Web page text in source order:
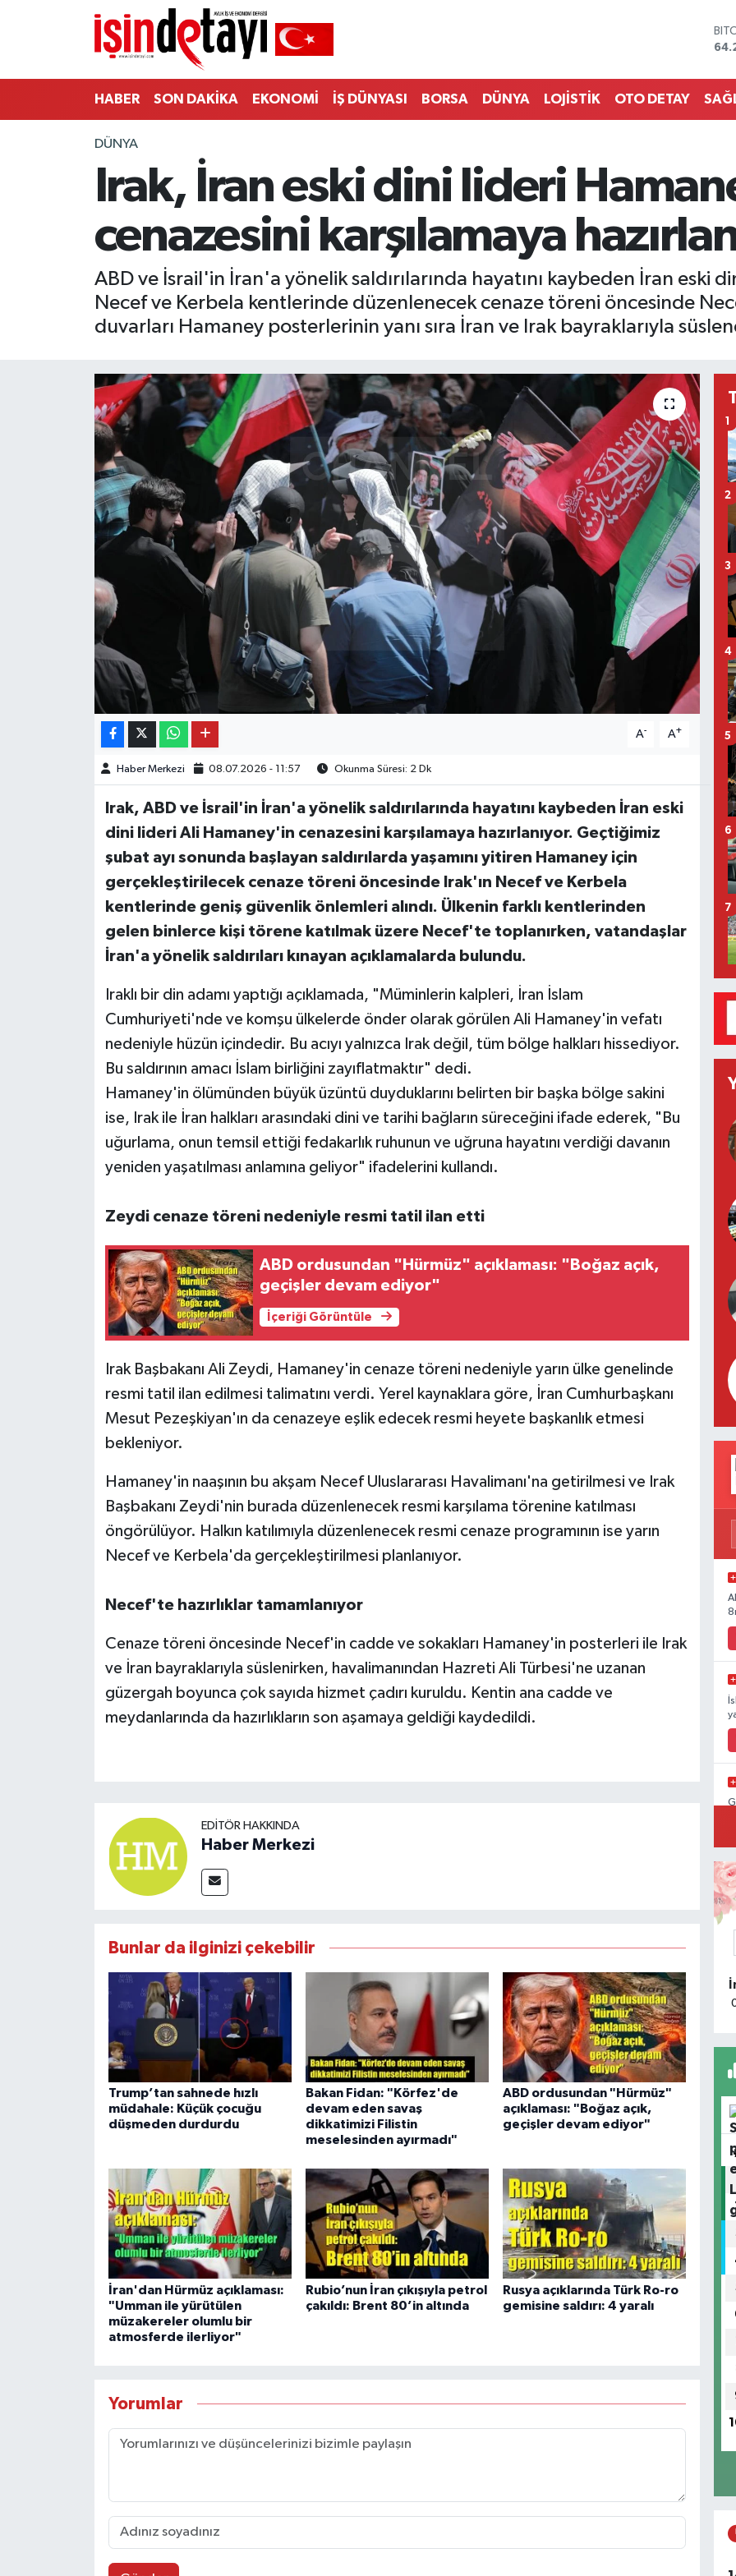
HABER SON DAKİKA EKONOMİ İŞ DÜNYASI BORSA DÜNYA LOJİSTİK OTO DETAY
DÜNYA
Irak, İran eski dini lideri
cenazesini karşılamaya
ABD ve İsrail'in İran'a yönelik saldırılarında hayatını kaybeden İran eski
Necef ve Kerbela kentlerinde düzenlenecek cenaze töreni öncesinde
duvarları Hamaney posterlerinin yanı sıra İran ve Irak bayraklarıyla
A- A+
Haber Merkezi 08.07.2026 - 11:57 Okunma Süresi: 2 Dk
Irak, ABD ve İsrail'in İran'a yönelik saldırılarında hayatını kaybeden İran eski
dini lideri Ali Hamaney'in cenazesini karşılamaya hazırlanıyor. Geçtiğimiz
şubat ayı sonunda başlayan saldırılarda yaşamını yitiren Hamaney için
gerçekleştirilecek cenaze töreni öncesinde Irak'ın Necef ve Kerbela
kentlerinde geniş güvenlik önlemleri alındı. Ülkenin farklı kentlerinden
gelen binlerce kişi törene katılmak üzere Necef'te toplanırken, vatandaşlar
İran'a yönelik saldırıları kınayan açıklamalarda bulundu.
Iraklı bir din adamı yaptığı açıklamada, "Müminlerin kalpleri, İran İslam
Cumhuriyeti'nde ve komşu ülkelerde önder olarak görülen Ali Hamaney'in vefatı
nedeniyle hüzün içindedir. Bu acıyı yalnızca Irak değil, tüm bölge halkları hissediyor.
Bu saldırının amacı İslam birliğini zayıflatmaktır" dedi.
Hamaney'in ölümünden büyük üzüntü duyduklarını belirten bir başka bölge sakini
ise, Irak ile İran halkları arasındaki dini ve tarihi bağların süreceğini ifade ederek, "Bu
uğurlama, onun temsil ettiği fedakarlık ruhunun ve uğruna hayatını verdiği davanın
yeniden yaşatılması anlamına geliyor" ifadelerini kullandı.
Zeydi cenaze töreni nedeniyle resmi tatil ilan etti
ABD ordusundan "Hürmüz" açıklaması: "Boğaz açık,
geçişler devam ediyor"
İçeriği Görüntüle
Irak Başbakanı Ali Zeydi, Hamaney'in cenaze töreni nedeniyle yarın ülke genelinde
resmi tatil ilan edilmesi talimatını verdi. Yerel kaynaklara göre, İran Cumhurbaşkanı
Mesut Pezeşkiyan'ın da cenazeye eşlik edecek resmi heyete başkanlık etmesi
bekleniyor.
Hamaney'in naaşının bu akşam Necef Uluslararası Havalimanı'na getirilmesi ve Irak
Başbakanı Zeydi'nin burada düzenlenecek resmi karşılama törenine katılması
öngörülüyor. Halkın katılımıyla düzenlenecek resmi cenaze programının ise yarın
Necef ve Kerbela'da gerçekleştirilmesi planlanıyor.
Necef'te hazırlıklar tamamlanıyor
Cenaze töreni öncesinde Necef'in cadde ve sokakları Hamaney'in posterleri ile Irak
ve İran bayraklarıyla süslenirken, havalimanından Hazreti Ali Türbesi'ne uzanan
güzergah boyunca çok sayıda hizmet çadırı kuruldu. Kentin ana cadde ve
meydanlarında da hazırlıkların son aşamaya geldiği kaydedildi.
EDITÖR HAKKINDA
Haber Merkezi
Bunlar da ilginizi çekebilir
Trump’tan sahnede hızlı
müdahale: Küçük çocuğu
düşmeden durdurdu
Bakan Fidan: "Körfez'de
devam eden savaş
dikkatimizi Filistin
meselesinden ayırmadı"
ABD ordusundan "Hürmüz"
açıklaması: "Boğaz açık,
geçişler devam ediyor"
İran'dan Hürmüz açıklaması:
"Umman ile yürütülen
müzakereler olumlu bir
atmosferde ilerliyor"
Rubio’nun İran çıkışıyla petrol
çakıldı: Brent 80’in altında
Rusya açıklarında Türk Ro-ro
gemisine saldırı: 4 yaralı
Yorumlar
1
2
3
4
5
6
7
EKONOMİ
ENERJİ HABERİ
GAYRİMENKUL
LOJİSTİK
OTO DETAY
SAĞLIK
SON DAKİKA
Nöbetçi Eczaneler
Hava Durumu
İstanbul Namaz Vakitleri
Trafik Durumu
Süper Lig Puan Durumu ve Fikstür
Tüm Manşetler
Son Dakika Haberleri